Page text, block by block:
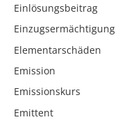
Einlösungsbeitrag
Einzugsermächtigung
Elementarschäden
Emission
Emissionskurs
Emittent